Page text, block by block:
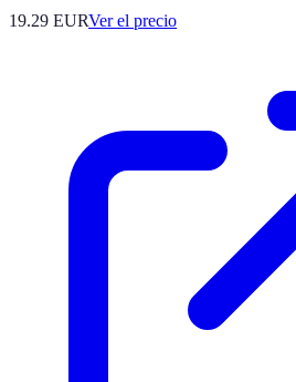
19.29 EURVer el precio